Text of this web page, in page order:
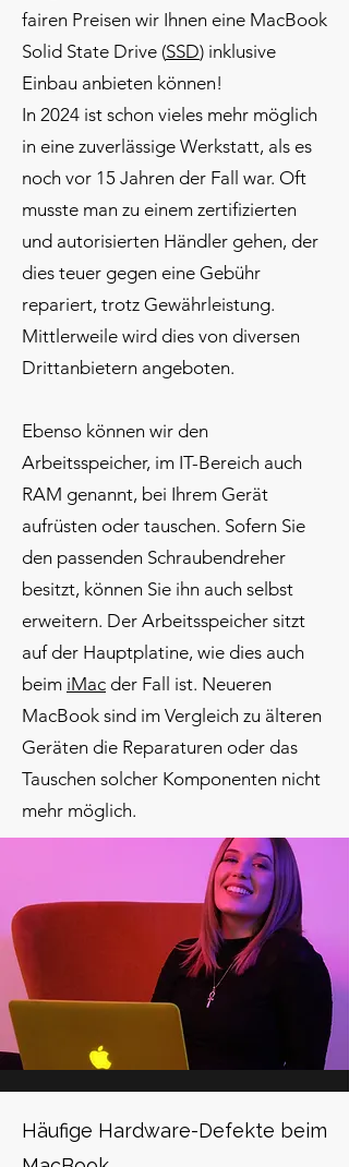
fairen Preisen wir Ihnen eine MacBook
Solid State Drive (SSD) inklusive
Einbau anbieten können!
In 2024 ist schon vieles mehr möglich
in eine zuverlässige Werkstatt, als es
noch vor 15 Jahren der Fall war. Oft
musste man zu einem zertifizierten
und autorisierten Händler gehen, der
dies teuer gegen eine Gebühr
repariert, trotz Gewährleistung.
Mittlerweile wird dies von diversen
Drittanbietern angeboten.
Ebenso können wir den
Arbeitsspeicher, im IT-Bereich auch
RAM genannt, bei Ihrem Gerät
aufrüsten oder tauschen. Sofern Sie
den passenden Schraubendreher
besitzt, können Sie ihn auch selbst
erweitern. Der Arbeitsspeicher sitzt
auf der Hauptplatine, wie dies auch
beim iMac der Fall ist. Neueren
MacBook sind im Vergleich zu älteren
Geräten die Reparaturen oder das
Tauschen solcher Komponenten nicht
mehr möglich.
Häufige Hardware-Defekte beim